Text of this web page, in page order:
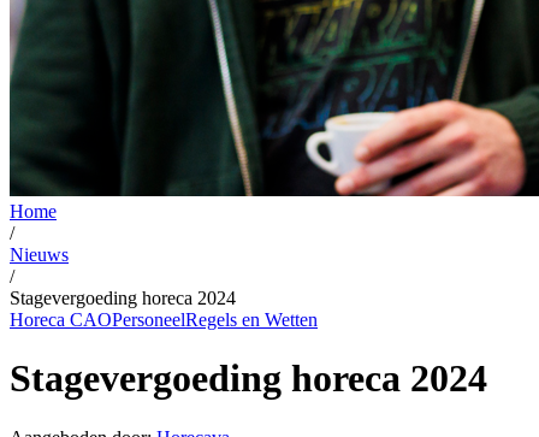
Home
/
Nieuws
/
Stagevergoeding horeca 2024
Horeca CAOPersoneelRegels en Wetten
Stagevergoeding horeca 2024